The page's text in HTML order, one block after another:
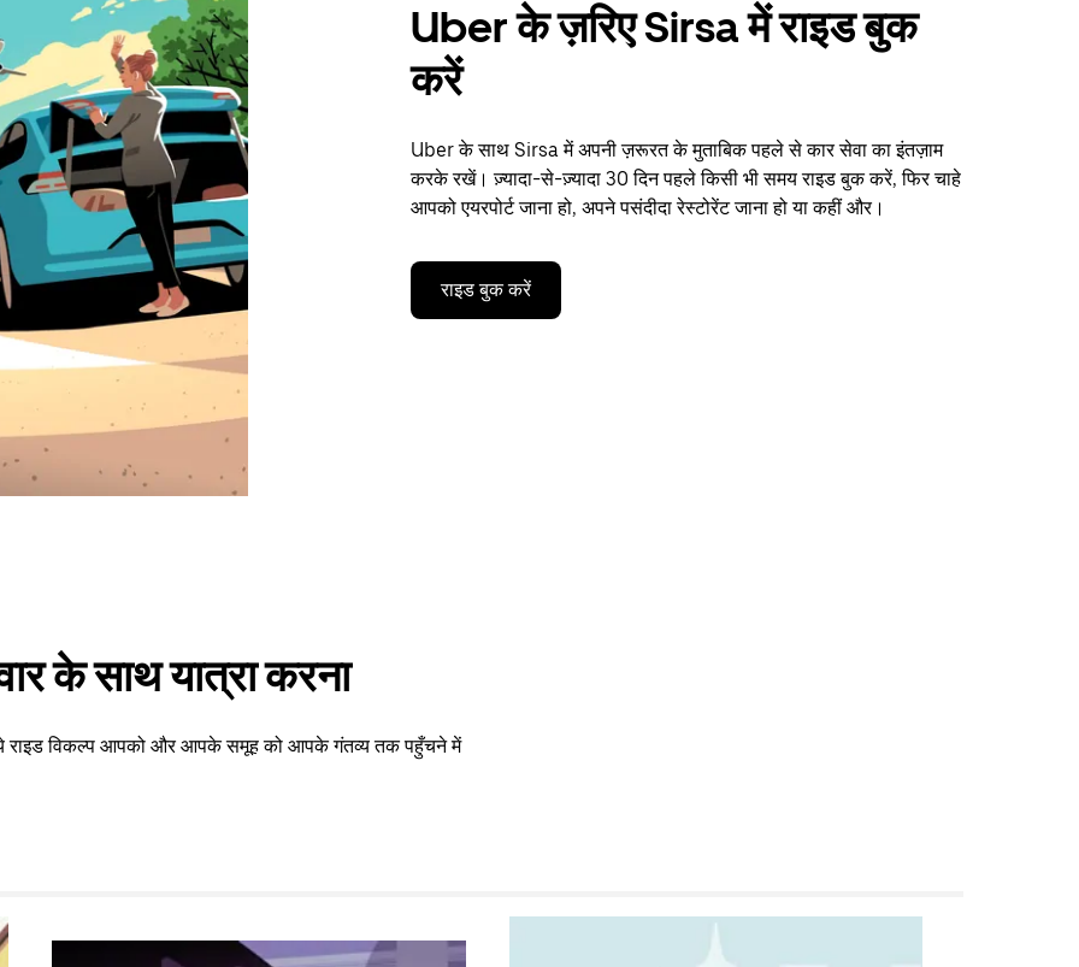
Uber के ज़रिए Sirsa में राइड बुक
करें
Uber के साथ Sirsa में अपनी ज़रूरत के मुताबिक पहले से कार सेवा का इंतज़ाम
करके रखें। ज़्यादा-से-ज़्यादा 30 दिन पहले किसी भी समय राइड बुक करें, फिर चाहे
आपको एयरपोर्ट जाना हो, अपने पसंदीदा रेस्टोरेंट जाना हो या कहीं और।
राइड बुक करें
के साथ यात्रा करना
ये राइड विकल्प आपको और आपके समूह को आपके गंतव्य तक पहुँचने में